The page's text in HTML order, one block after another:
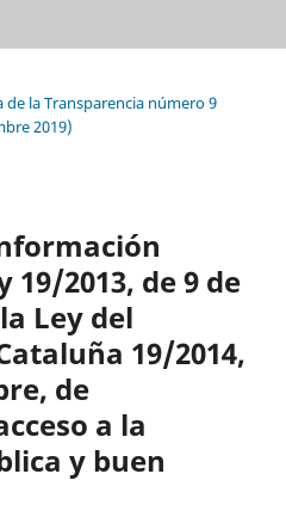
de la Transparencia número 9
2019)
19/2013, de 9 de
Ley del
19/2014,
de
a la
y buen